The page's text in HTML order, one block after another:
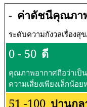
- ค่าดัชนีคุณภา
ระดับความกังวลเรื่องสุ
0 - 50 ดี
คุณภาพอากาศถือว่าเป็
ความเสี่ยงเพียงเล็กน้อ
51 -100 ปานกล